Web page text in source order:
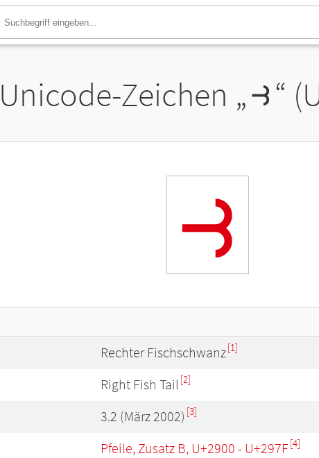
Unicode-Zeichen „⥽“
⥽
Rechter Fischschwanz[1]
Right Fish Tail [2]
3.2 (März 2002) [3]
Pfeile, Zusatz B, U+2900 - U+297F[4]